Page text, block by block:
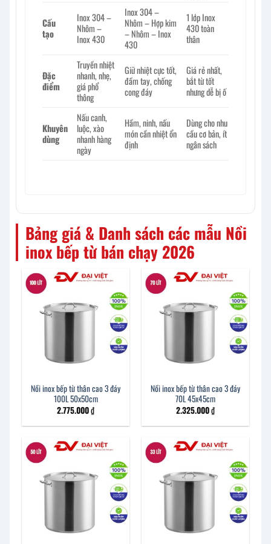
Cấu
tạo
Inox 304 –
Nhôm –
Inox 430
Inox 304 –
Nhôm – Hợp kim
– Nhôm – Inox
430
1 lớp Inox
430 toàn
thân
Đặc
điểm
Truyền nhiệt
nhanh, nhẹ,
giá phổ
thông
Giữ nhiệt cực tốt,
đầm tay, chống
cong đáy
Giá rẻ nhất,
bắt từ tốt
nhưng dễ bị ố
Khuyên
dùng
Nấu canh,
luộc, xào
nhanh hàng
ngày
Hầm, ninh, nấu
món cần nhiệt ổn
định
Dùng cho nhu
cầu cơ bản, ít
ngân sách
Bảng giá & Danh sách các mẫu Nồi
inox bếp từ bán chạy 2026
Nồi inox bếp từ thân cao 3 đáy
100L 50x50cm
2.775.000₫
Nồi inox bếp từ thân cao 3 đáy
70L 45x45cm
2.325.000₫